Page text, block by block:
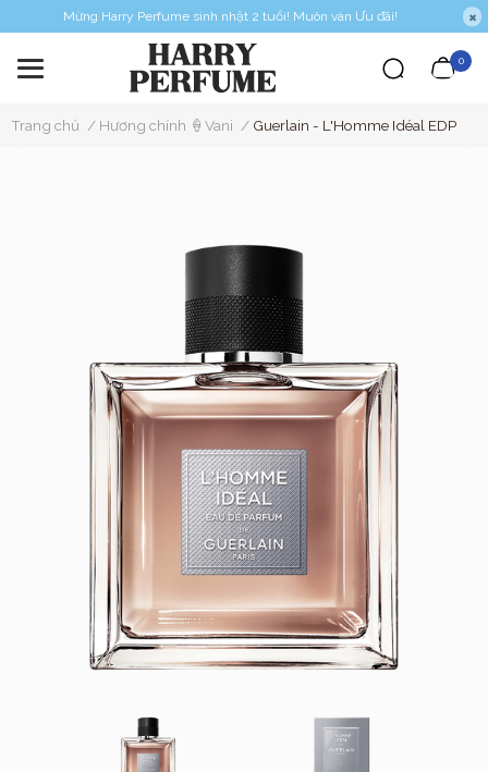
Mừng Harry Perfume sinh nhật 2 tuổi! Muôn vàn Ưu đãi!
0
Trang chủ / Hương chính 🍦Vani / Guerlain - L'Homme Idéal EDP